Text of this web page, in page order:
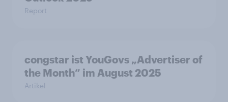
Report
congstar ist YouGovs „Advertiser of
the Month” im August 2025
Artikel